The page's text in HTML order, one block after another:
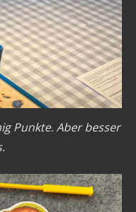
Punkte. Aber besser